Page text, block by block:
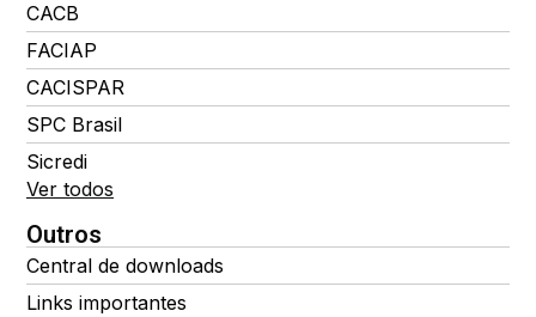
CACB
FACIAP
CACISPAR
SPC Brasil
Sicredi
Ver todos
Outros
Central de downloads
Links importantes